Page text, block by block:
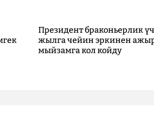
Президент браконьерлик
жылга чейин эркинен
мыйзамга кол койду